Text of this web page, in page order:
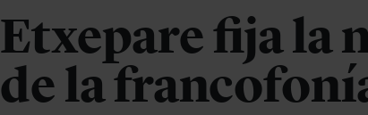
Etxepare fija la
de la